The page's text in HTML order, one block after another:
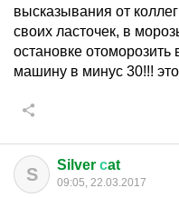
высказывания от
своих ласточек, в
остановке отоморозить
машину в минус 30!!!
S Silver сat
09:05, 22.03.2017